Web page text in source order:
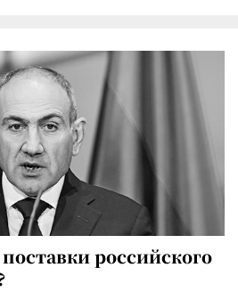
российского